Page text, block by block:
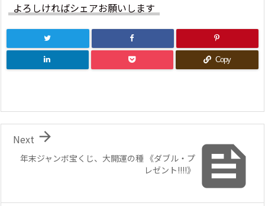
よろしければシェアお願いします
Copy

年末ジャンボ宝くじ、大開運の種 《ダブル・プ
レゼント!!!!》

Next